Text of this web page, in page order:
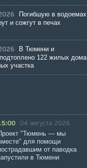
Погибшую в водоемах
и сожгут в печах
В Тюмени и
122 жилых дома
участка
04 августа 2026
"Тюмень — мы
для помощи
от паводка
в Тюмени